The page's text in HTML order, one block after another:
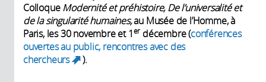
ColloqueModernité et préhistoire, De l’universalité et
de la singularité humaines,au Musée de l’Homme, à
Paris, les 30 novembre et 1er décembre (conférences
ouvertes au public, rencontres avec des
chercheurs
(link is external)
).